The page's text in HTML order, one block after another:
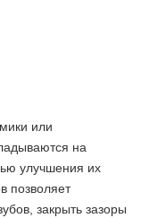
или
на
улучшения их
позволяет
закрыть зазоры